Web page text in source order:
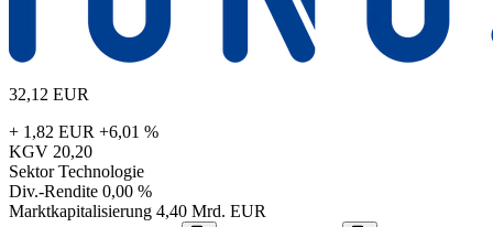
32,12 EUR
+ 1,82 EUR +6,01 %
KGV 20,20
Sektor Technologie
Div.-Rendite 0,00 %
Marktkapitalisierung 4,40 Mrd. EUR